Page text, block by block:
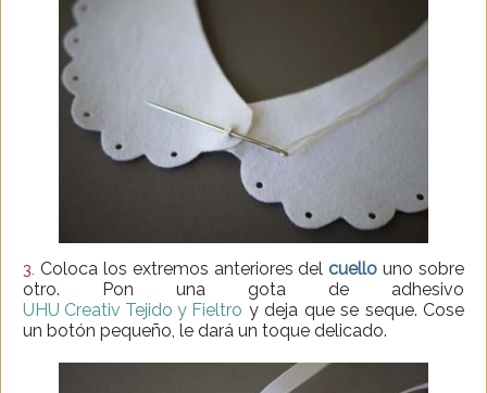
3. Coloca los extremos anteriores del cuello uno sobre
otro. Pon una gota de adhesivo
UHU Creativ Tejido y Fieltro y deja que se seque. Cose
un botón pequeño, le dará un toque delicado.